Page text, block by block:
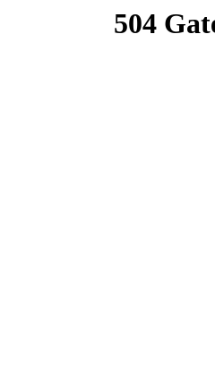
504